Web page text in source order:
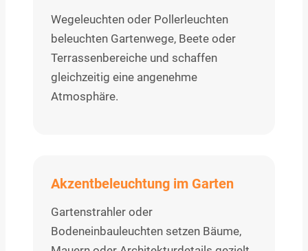
Wegeleuchten oder Pollerleuchten
beleuchten Gartenwege, Beete oder
Terrassenbereiche und schaffen
gleichzeitig eine angenehme
Atmosphäre.
Akzentbeleuchtung im Garten
Gartenstrahler oder
Bodeneinbauleuchten setzen Bäume,